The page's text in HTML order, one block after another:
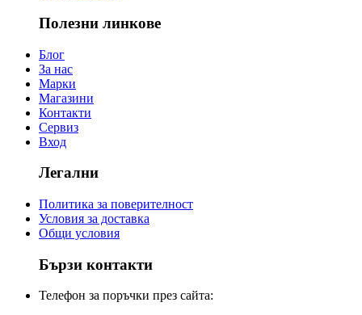
Полезни линкове
Блог
За нас
Марки
Магазини
Контакти
Сервиз
Вход
Легални
Политика за поверителност
Условия за доставка
Общи условия
Бързи контакти
Телефон за поръчки през сайта: